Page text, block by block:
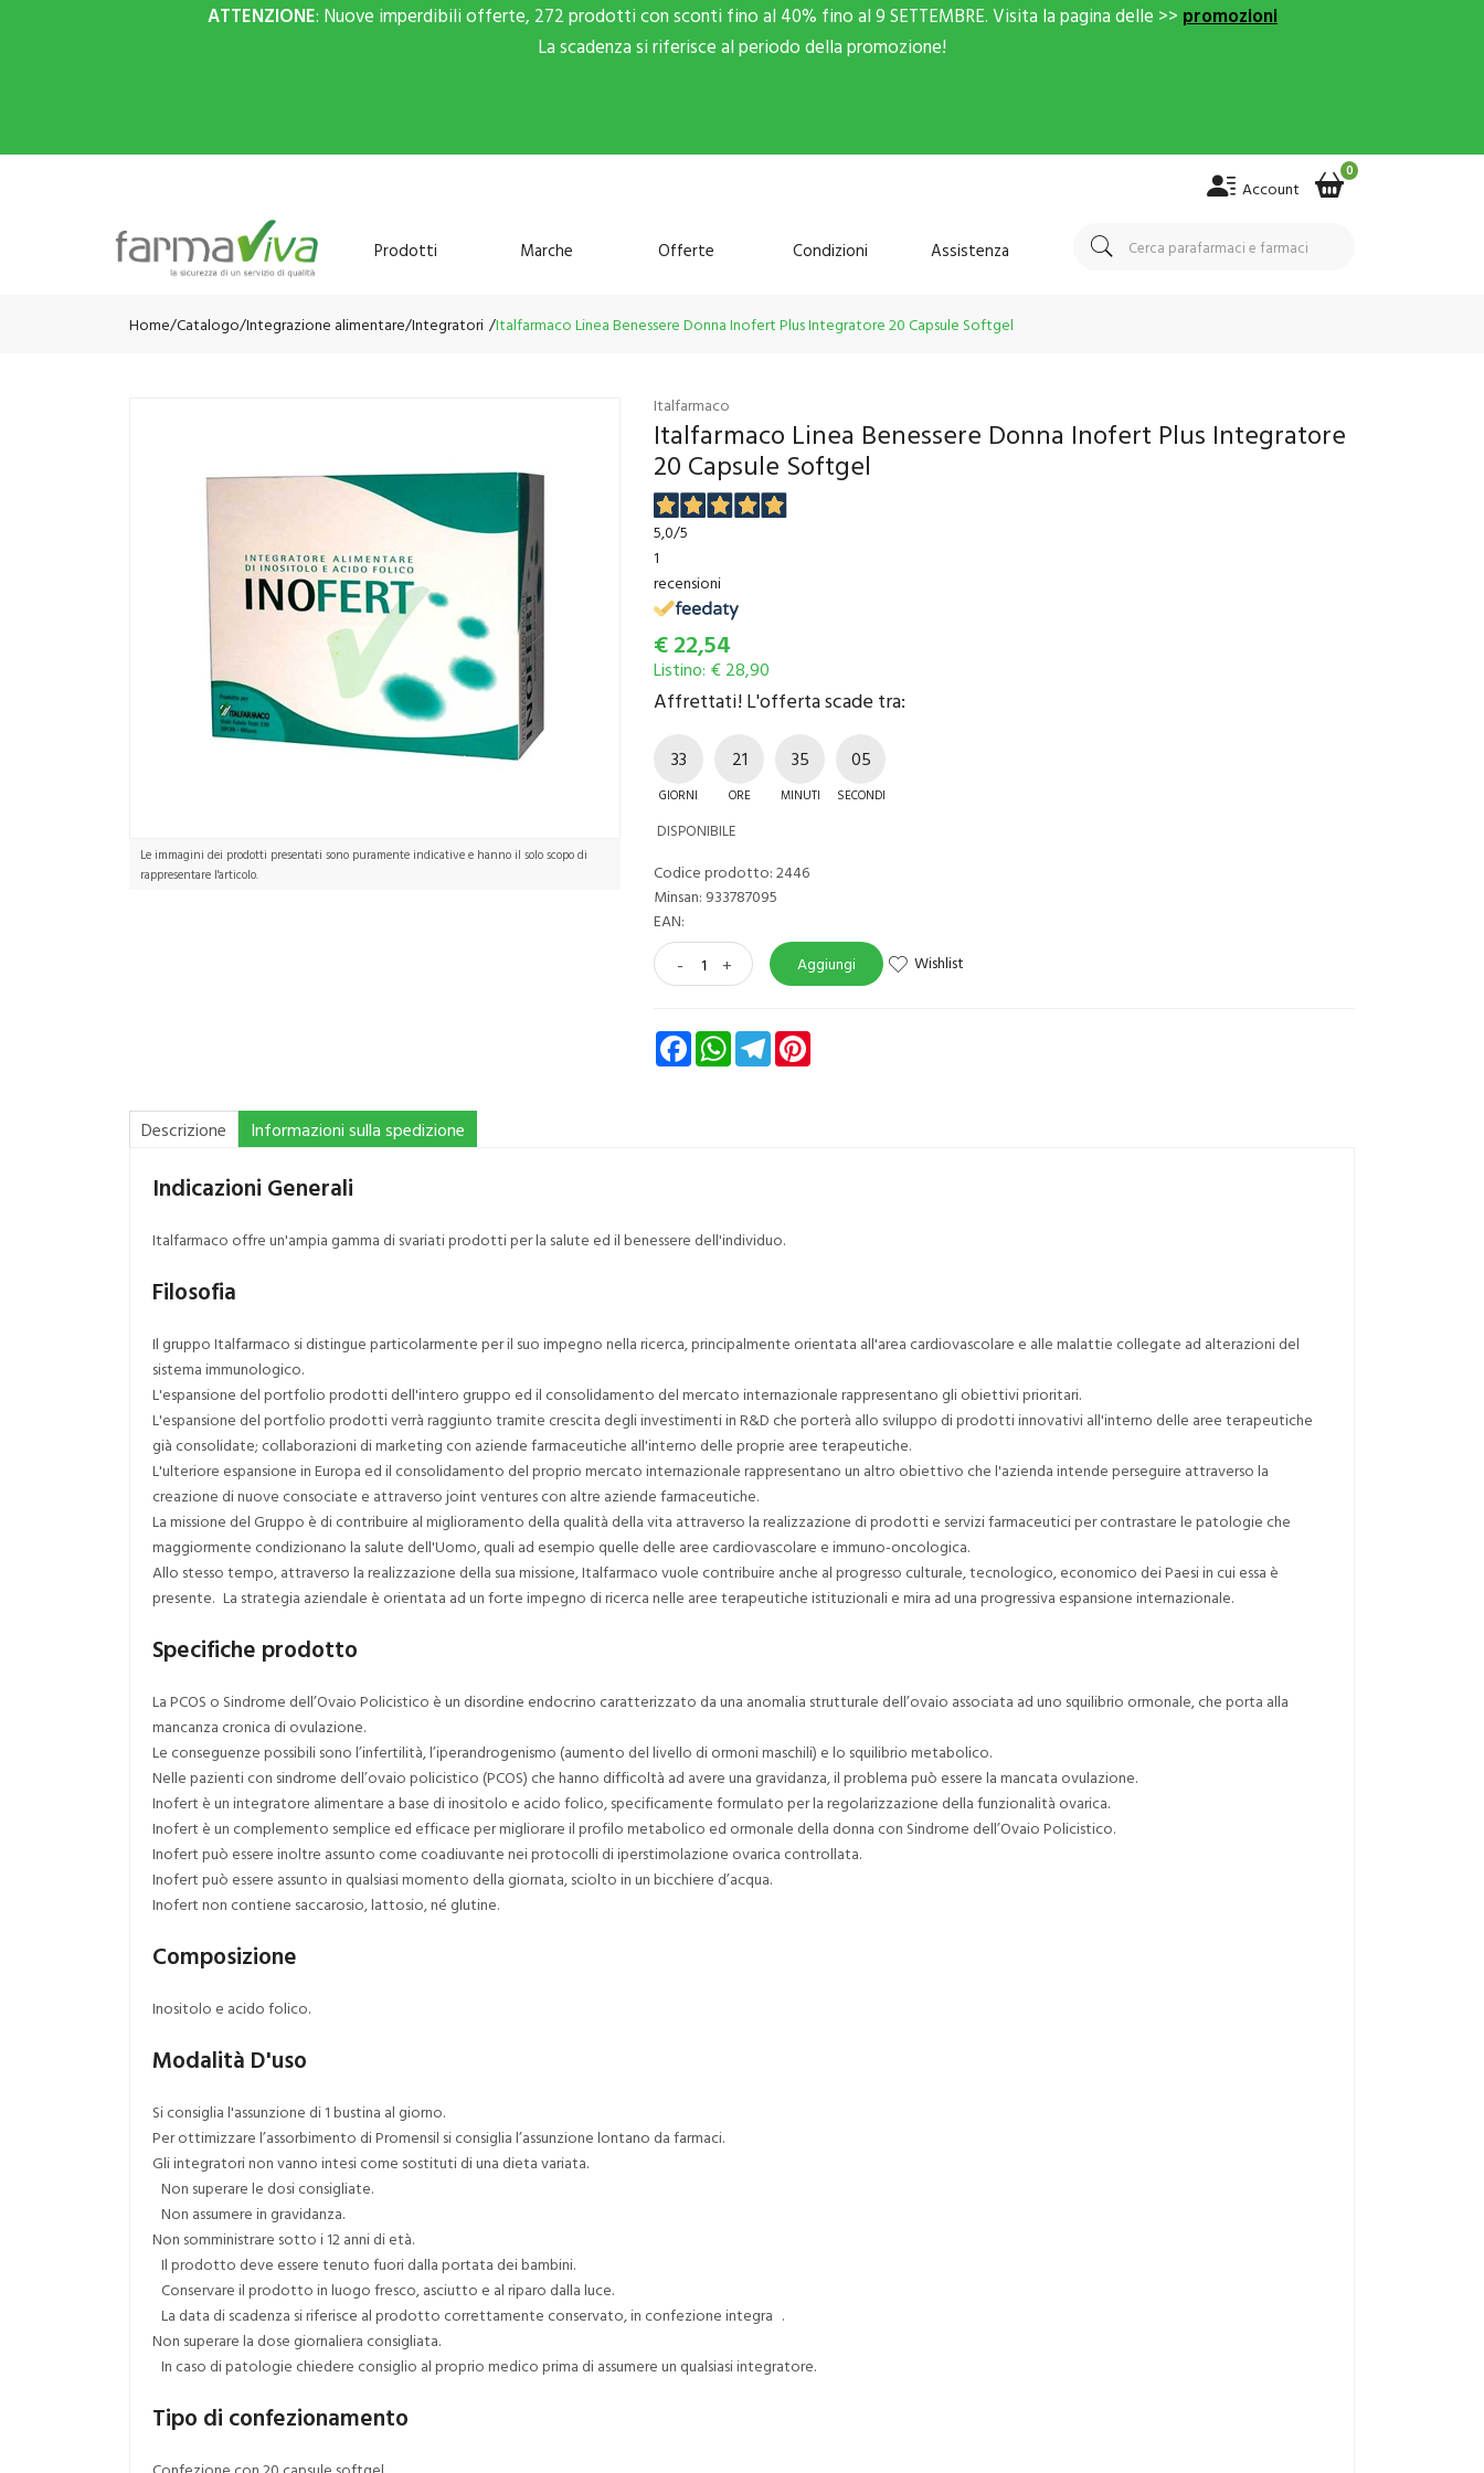
ATTENZIONE: Nuove imperdibili offerte, 272 prodotti con sconti fino al 40% fino al 9 SETTEMBRE. Visita la pagina delle >> promozioni
La scadenza si riferisce al periodo della promozione!
Account
0
Prodotti Marche Offerte Condizioni Assistenza
Home Catalogo/Integrazione alimentare/Integratori Italfarmaco Linea Benessere Donna Inofert Plus Integratore 20 Capsule Softgel
Le immagini dei prodotti presentati sono puramente indicative e hanno il solo scopo di
rappresentare l'articolo.
Italfarmaco
Italfarmaco Linea Benessere Donna Inofert Plus Integratore
20 Capsule Softgel
5,0/5
1
recensioni
€22,54
Listino: € 28,90
Affrettati! L'offerta scade tra:
33
GIORNI
21
ORE
35
MINUTI
04
SECONDI
DISPONIBILE
Codice prodotto: 2446
Minsan: 933787095
EAN:
- + Aggiungi Wishlist
FacebookWhatsAppTelegram
Descrizione Informazioni sulla spedizione
Indicazioni Generali
Italfarmaco offre un'ampia gamma di svariati prodotti per la salute ed il benessere dell'individuo.
Filosofia
Il gruppo Italfarmaco si distingue particolarmente per il suo impegno nella ricerca, principalmente orientata all'area cardiovascolare e alle malattie collegate ad alterazioni del
sistema immunologico.
L'espansione del portfolio prodotti dell'intero gruppo ed il consolidamento del mercato internazionale rappresentano gli obiettivi prioritari.
L'espansione del portfolio prodotti verrà raggiunto tramite crescita degli investimenti in R&D che porterà allo sviluppo di prodotti innovativi all'interno delle aree terapeutiche
già consolidate; collaborazioni di marketing con aziende farmaceutiche all'interno delle proprie aree terapeutiche.
L'ulteriore espansione in Europa ed il consolidamento del proprio mercato internazionale rappresentano un altro obiettivo che l'azienda intende perseguire attraverso la
creazione di nuove consociate e attraverso joint ventures con altre aziende farmaceutiche.
La missione del Gruppo è di contribuire al miglioramento della qualità della vita attraverso la realizzazione di prodotti e servizi farmaceutici per contrastare le patologie che
maggiormente condizionano la salute dell'Uomo, quali ad esempio quelle delle aree cardiovascolare e immuno-oncologica.
Allo stesso tempo, attraverso la realizzazione della sua missione, Italfarmaco vuole contribuire anche al progresso culturale, tecnologico, economico dei Paesi in cui essa è
presente. La strategia aziendale è orientata ad un forte impegno di ricerca nelle aree terapeutiche istituzionali e mira ad una progressiva espansione internazionale.
Specifiche prodotto
La PCOS o Sindrome dell’Ovaio Policistico è un disordine endocrino caratterizzato da una anomalia strutturale dell’ovaio associata ad uno squilibrio ormonale, che porta alla
mancanza cronica di ovulazione.
Le conseguenze possibili sono l’infertilità, l’iperandrogenismo (aumento del livello di ormoni maschili) e lo squilibrio metabolico.
Nelle pazienti con sindrome dell’ovaio policistico (PCOS) che hanno difficoltà ad avere una gravidanza, il problema può essere la mancata ovulazione.
Inofert è un integratore alimentare a base di inositolo e acido folico, specificamente formulato per la regolarizzazione della funzionalità ovarica.
Inofert è un complemento semplice ed efficace per migliorare il profilo metabolico ed ormonale della donna con Sindrome dell’Ovaio Policistico.
Inofert può essere inoltre assunto come coadiuvante nei protocolli di iperstimolazione ovarica controllata.
Inofert può essere assunto in qualsiasi momento della giornata, sciolto in un bicchiere d’acqua.
Inofert non contiene saccarosio, lattosio, né glutine.
Composizione
Inositolo e acido folico.
Modalità D'uso
Si consiglia l'assunzione di 1 bustina al giorno.
Per ottimizzare l’assorbimento di Promensil si consiglia l’assunzione lontano da farmaci.
Gli integratori non vanno intesi come sostituti di una dieta variata.
Non superare le dosi consigliate.
Non assumere in gravidanza.
Non somministrare sotto i 12 anni di età.
Il prodotto deve essere tenuto fuori dalla portata dei bambini.
Conservare il prodotto in luogo fresco, asciutto e al riparo dalla luce.
La data di scadenza si riferisce al prodotto correttamente conservato, in confezione integra .
Non superare la dose giornaliera consigliata.
In caso di patologie chiedere consiglio al proprio medico prima di assumere un qualsiasi integratore.
Tipo di confezionamento